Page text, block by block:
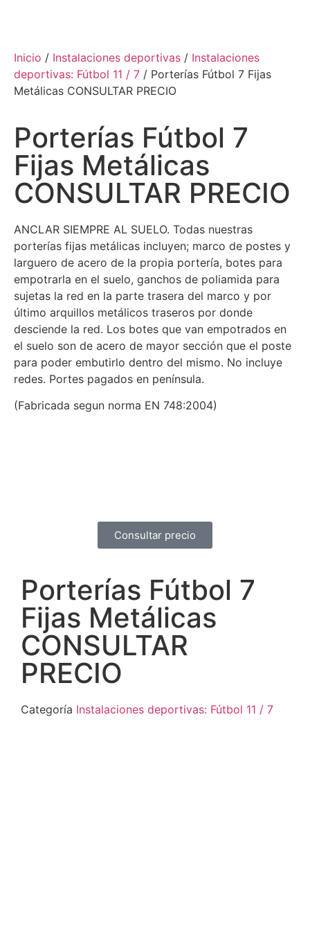
Inicio / Instalaciones deportivas / Instalaciones
deportivas: Fútbol 11 / 7 / Porterías Fútbol 7 Fijas
Metálicas CONSULTAR PRECIO
Porterías Fútbol 7
Fijas Metálicas
CONSULTAR PRECIO
ANCLAR SIEMPRE AL SUELO. Todas nuestras
porterías fijas metálicas incluyen; marco de postes y
larguero de acero de la propia portería, botes para
empotrarla en el suelo, ganchos de poliamida para
sujetas la red en la parte trasera del marco y por
último arquillos metálicos traseros por donde
desciende la red. Los botes que van empotrados en
el suelo son de acero de mayor sección que el poste
para poder embutirlo dentro del mismo. No incluye
redes. Portes pagados en península.
(Fabricada segun norma EN 748:2004)
Consultar precio
Porterías Fútbol 7
Fijas Metálicas
CONSULTAR
PRECIO
Categoría Instalaciones deportivas: Fútbol 11 / 7